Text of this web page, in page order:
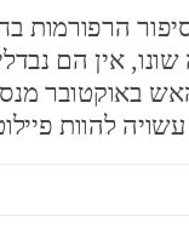
הרפורמות
אין הם
באוקטובר
להוות